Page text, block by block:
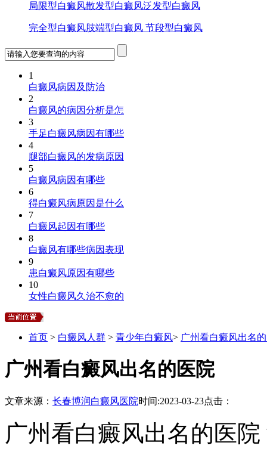
局限型白癜风散发型白癜风泛发型白癜风
完全型白癜风肢端型白癜风 节段型白癜风
1
白癜风病因及防治
2
白癜风的病因分析是怎
3
手足白癜风病因有哪些
4
腿部白癜风的发病原因
5
白癜风病因有哪些
6
得白癜风病原因是什么
7
白癜风起因有哪些
8
白癜风有哪些病因表现
9
患白癜风原因有哪些
10
女性白癜风久治不愈的
首页 > 白癜风人群 > 青少年白癜风> 广州看白癜风出名
广州看白癜风出名的医院
文章来源： 长春博润白癜风医院时间:2023-03-23点击：
广州看白癜风出名的医